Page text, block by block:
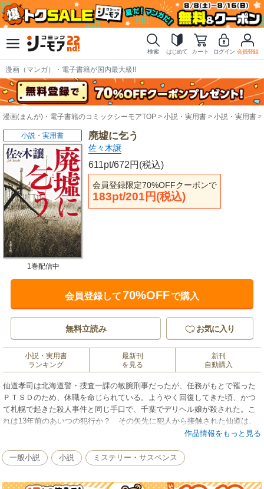
検索 はじめて カート ログイン 会員登録
漫画（マンガ）・電子書籍が国内最大級!!
漫画(まんが)・電子書籍のコミックシーモアTOP 小説・実用書 小説・実用書
廃墟に乞う
佐々木譲
611pt/672円(税込)
会員登録限定70%OFFクーポンで
183pt/201円(税込)
小説・実用書
1巻配信中
会員登録して70%OFFで購入
無料立読み お気に入り
小説・実用書
ランキング
最新刊
を見る
新刊
自動購入
仙道孝司は北海道警・捜査一課の敏腕刑事だったが、任務がもとで罹った
ＰＴＳＤのため、休職を命じられている。ようやく回復してきた頃、かつ
て札幌で起きた殺人事件と同じ手口で、千葉でデリヘル嬢が殺された。こ
れは13年前のあいつの犯行か？ その矢先に犯人から接触された仙道は、
旧炭鉱町へ向かう（表題作）。リゾート村、札幌の倉庫、競走馬生産牧
見出す、連作警察小説。直木賞受賞作。
作品情報をもっと見る
一般小説 小説 ミステリー・サスペンス